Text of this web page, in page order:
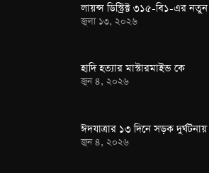
লায়ন্স ডিস্ট্রিক্ট ৩১৫-বি১-এর
জুলা ১৩, ২০২৬
হাদি হত্যার মাস্টারমাইন্ড কে
জুন ৪, ২০২৬
ঈদযাত্রার ১৩ দিনে সড়ক
জুন ৪, ২০২৬